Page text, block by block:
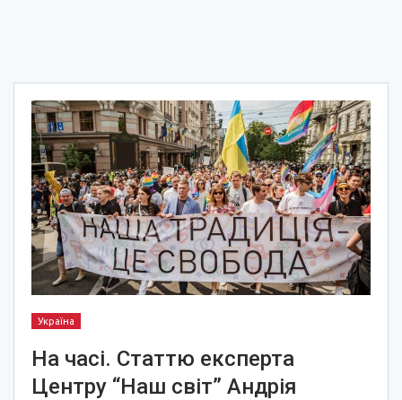
Україна
На часі. Статтю експерта
Центру “Наш світ” Андрія